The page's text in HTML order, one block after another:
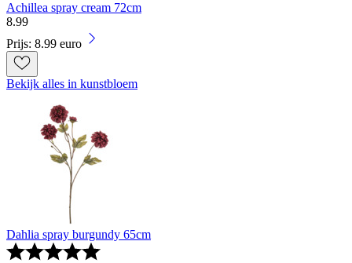
Achillea spray cream 72cm
8.99
Prijs: 8.99 euro
Bekijk alles in kunstbloem
Dahlia spray burgundy 65cm